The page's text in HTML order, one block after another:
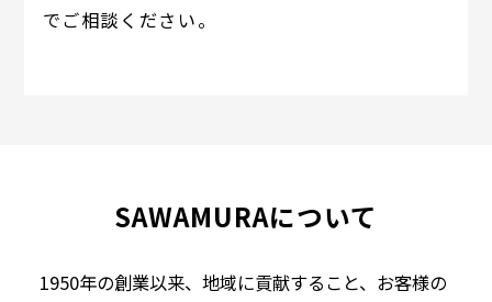
でご相談ください。
SAWAMURAについて
1950年の創業以来、地域に貢献すること、お客様の